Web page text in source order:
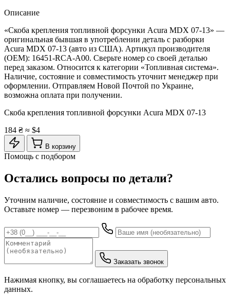
Описание
«Скоба крепления топливной форсунки Acura MDX 07-13» —
оригинальная бывшая в употреблении деталь с разборки
Acura MDX 07-13 (авто из США). Артикул производителя
(OEM): 16451-RCA-A00. Сверьте номер со своей деталью
перед заказом. Относится к категории «Топливная система».
Наличие, состояние и совместимость уточнит менеджер при
оформлении. Отправляем Новой Почтой по Украине,
возможна оплата при получении.
Скоба крепления топливной форсунки Acura MDX 07-13
184 ₴ ≈ $4
В корзину
Помощь с подбором
Остались вопросы по детали?
Уточним наличие, состояние и совместимость с вашим авто.
Оставьте номер — перезвоним в рабочее время.
Заказать звонок
Нажимая кнопку, вы соглашаетесь на обработку персональных
данных.